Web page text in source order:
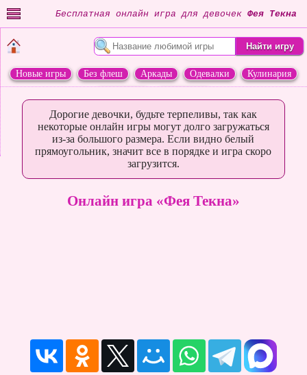
Бесплатная онлайн игра для девочек Фея Текна
Новые игры Без флеш Аркады Одевалки
Кулинария
Дорогие девочки, будьте терпеливы, так как
некоторые онлайн игры могут долго загружаться
из-за большого размера. Если видно белый
прямоугольник, значит все в порядке и игра скоро
загрузится.
Онлайн игра «Фея Текна»